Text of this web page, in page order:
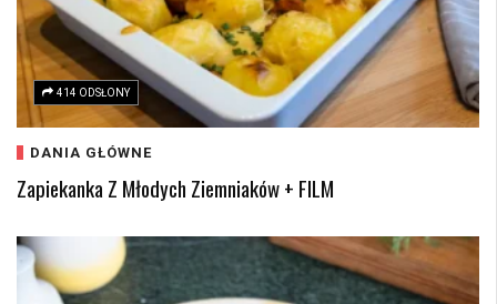
414 ODSŁONY
DANIA GŁÓWNE
Zapiekanka Z Młodych Ziemniaków + FILM